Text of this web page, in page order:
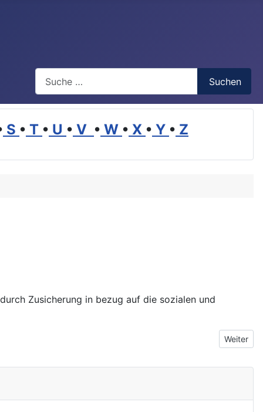
Suchen
S • T • U • V • W • X • Y • Z
Zusicherung in bezug auf die sozialen und
Nächster
Weiter